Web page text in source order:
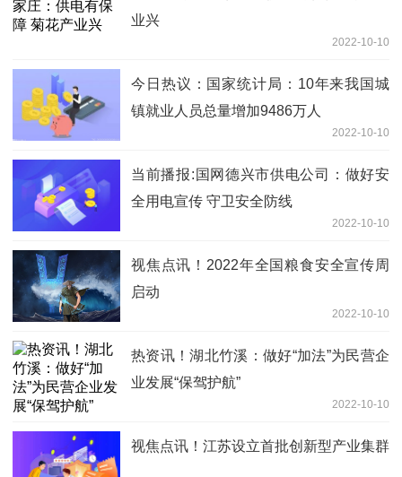
业兴
2022-10-10
今日热议：国家统计局：10年来我国城
镇就业人员总量增加9486万人
2022-10-10
当前播报:国网德兴市供电公司：做好安
全用电宣传 守卫安全防线
2022-10-10
视焦点讯！2022年全国粮食安全宣传周
启动
2022-10-10
热资讯！湖北竹溪：做好“加法”为民营企
业发展“保驾护航”
2022-10-10
视焦点讯！江苏设立首批创新型产业集群